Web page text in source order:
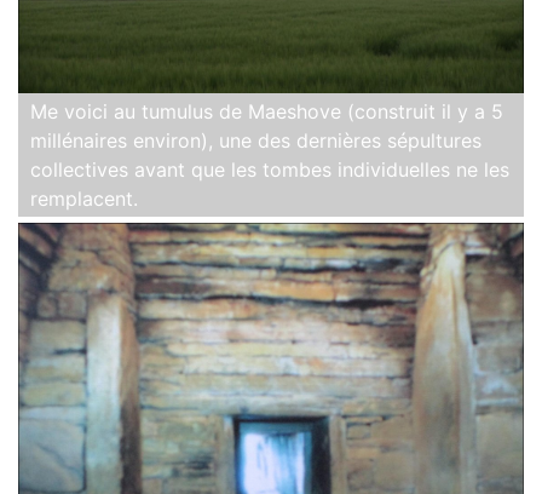
Me voici au tumulus de Maeshove (construit il y a 5
millénaires environ), une des dernières sépultures
collectives avant que les tombes individuelles ne les
remplacent.